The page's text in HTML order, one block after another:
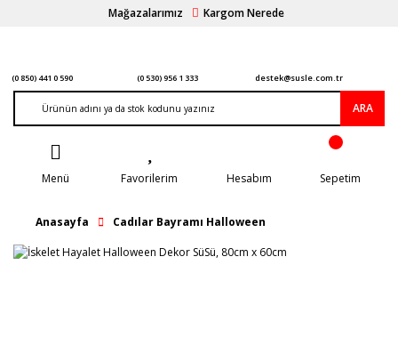
Mağazalarımız Kargom Nerede
(0 850) 441 0 590 (0 530) 956 1 333 destek@susle.com.tr
ARA
Menü Favorilerim Hesabım Sepetim
Anasayfa Cadılar Bayramı Halloween